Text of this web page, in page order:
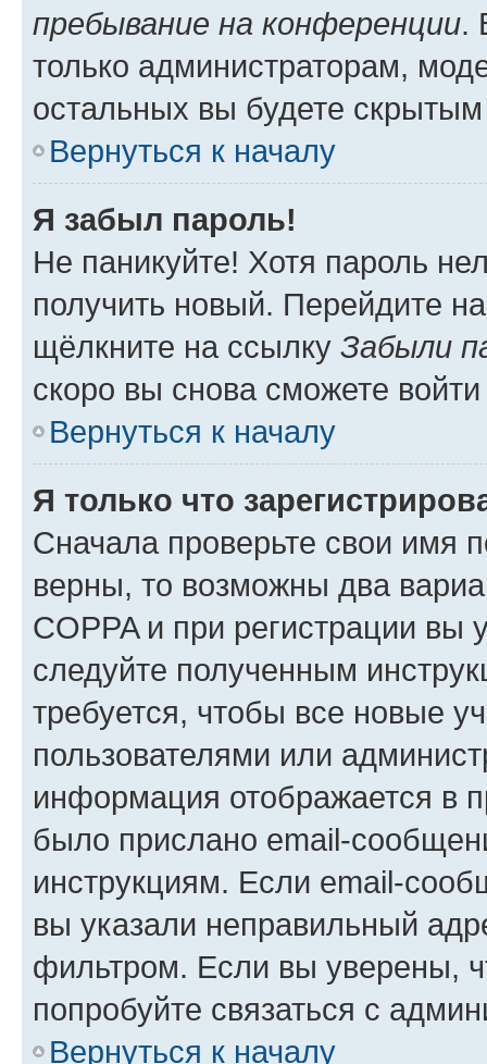
пребывание на конференции.
только администраторам,
остальных вы будете
Вернуться к началу
Я забыл пароль!
Не паникуйте! Хотя пароль
получить новый. Перейдите
щёлкните на ссылку Забыли
скоро вы снова сможете
Вернуться к началу
Я только что
Сначала проверьте свои имя
верны, то возможны два
COPPA и при регистрации вы
следуйте полученным
требуется, чтобы все новые
пользователями или
информация отображается в
было прислано email-
инструкциям. Если email-
вы указали неправильный
фильтром. Если вы уверены,
попробуйте связаться с
Вернуться к началу